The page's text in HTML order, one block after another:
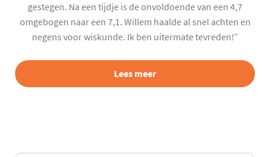
gestegen. Na een tijdje is de onvoldoende van een 4,7
omgebogen naar een 7,1. Willem haalde al snel achten en
negens voor wiskunde. Ik ben uitermate tevreden!”
Lees meer